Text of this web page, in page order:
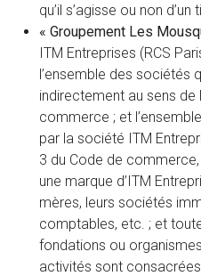
qu’il s’agisse ou non d’un
« Groupement Les
ITM Entreprises (RCS
l’ensemble des sociétés
indirectement au sens de
commerce ; et
par la société ITM
3 du Code de
une marque d’ITM
mères, leurs sociétés
comptables, etc. ; et
fondations ou
activités sont